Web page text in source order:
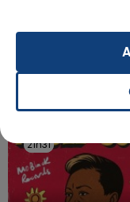
La famille a
reconnu sa
TITRES
21h31
21h31